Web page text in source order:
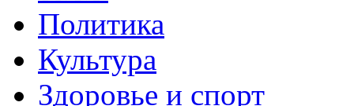
Политика
Культура
Здоровье и спорт